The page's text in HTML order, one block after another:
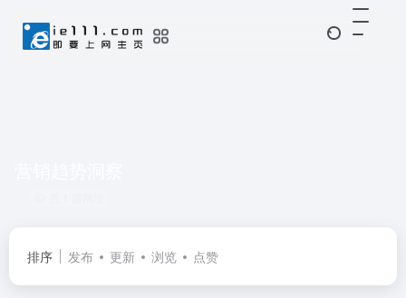
排序 发布 更新 浏览 点赞